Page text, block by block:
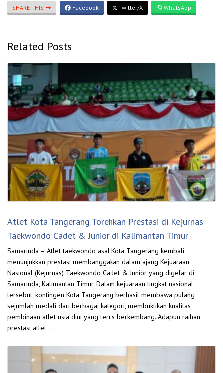
SHARE THIS Facebook Twitter/X WhatsApp
Related Posts
Atlet Kota Tangerang Torehkan Prestasi di Kejurnas
Taekwondo Cadet & Junior di Kalimantan Timur
Samarinda – Atlet taekwondo asal Kota Tangerang kembali
menunjukkan prestasi membanggakan dalam ajang Kejuaraan
Nasional (Kejurnas) Taekwondo Cadet & Junior yang digelar di
Samarinda, Kalimantan Timur. Dalam kejuaraan tingkat nasional
tersebut, kontingen Kota Tangerang berhasil membawa pulang
sejumlah medali dari berbagai kategori, membuktikan kualitas
pembinaan atlet usia dini yang terus berkembang. Adapun raihan
prestasi atlet …